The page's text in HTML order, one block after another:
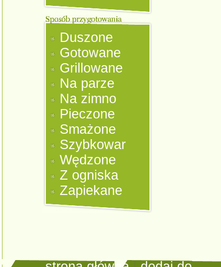
Duszone
Gotowane
Grillowane
Na parze
Na zimno
Pieczone
Smażone
Szybkowar
Wędzone
Z ogniska
Zapiekane